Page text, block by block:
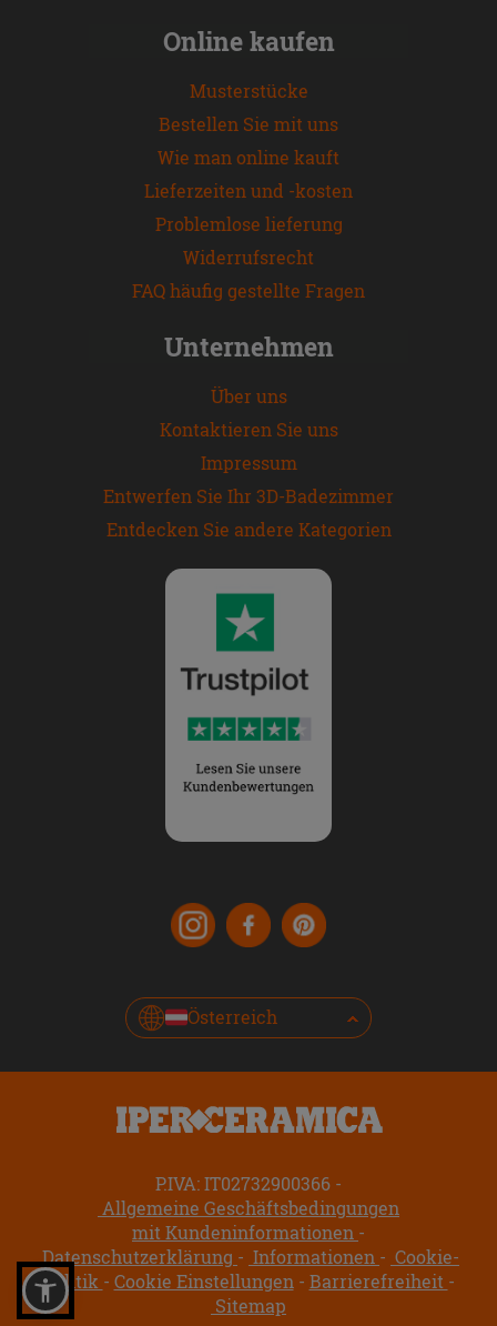
Online kaufen
Musterstücke
Bestellen Sie mit uns
Wie man online kauft
Lieferzeiten und -kosten
Problemlose lieferung
Widerrufsrecht
FAQ häufig gestellte Fragen
Unternehmen
Über uns
Kontaktieren Sie uns
Impressum
Entwerfen Sie Ihr 3D-Badezimmer
Entdecken Sie andere Kategorien
Österreich
P.IVA: IT02732900366
Allgemeine Geschäftsbedingungen
mit Kundeninformationen
Datenschutzerklärung
Informationen
Cookie-
Politik
Cookie Einstellungen
Barrierefreiheit
Sitemap